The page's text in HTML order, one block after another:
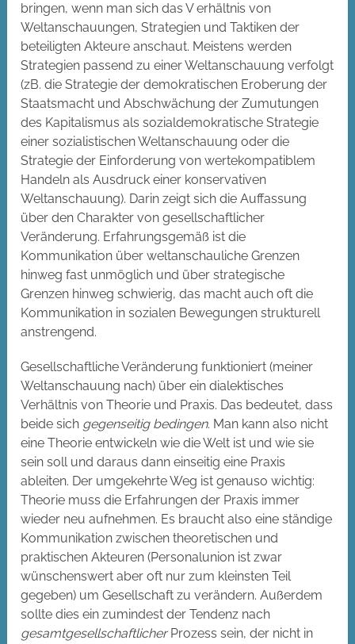
bringen, wenn man sich das V erhältnis von
Weltanschauungen, Strategien und Taktiken der
beteiligten Akteure anschaut. Meistens werden
Strategien passend zu einer Weltanschauung verfolgt
(zB. die Strategie der demokratischen Eroberung der
Staatsmacht und Abschwächung der Zumutungen
des Kapitalismus als sozialdemokratische Strategie
einer sozialistischen Weltanschauung oder die
Strategie der Einforderung von wertekompatiblem
Handeln als Ausdruck einer konservativen
Weltanschauung). Darin zeigt sich die Auffassung
über den Charakter von gesellschaftlicher
Veränderung. Erfahrungsgemäß ist die
Kommunikation über weltanschauliche Grenzen
hinweg fast unmöglich und über strategische
Grenzen hinweg schwierig, das macht auch oft die
Kommunikation in sozialen Bewegungen strukturell
anstrengend.
Gesellschaftliche Veränderung funktioniert (meiner
Weltanschauung nach) über ein dialektisches
Verhältnis von Theorie und Praxis. Das bedeutet, dass
beide sich gegenseitig bedingen. Man kann also nicht
eine Theorie entwickeln wie die Welt ist und wie sie
sein soll und daraus dann einseitig eine Praxis
ableiten. Der umgekehrte Weg ist genauso wichtig:
Theorie muss die Erfahrungen der Praxis immer
wieder neu aufnehmen. Es braucht also eine ständige
Kommunikation zwischen theoretischen und
praktischen Akteuren (Personalunion ist zwar
wünschenswert aber oft nur zum kleinsten Teil
gegeben) um Gesellschaft zu verändern. Außerdem
sollte dies ein zumindest der Tendenz nach
gesamtgesellschaftlicherProzess sein, der nicht in